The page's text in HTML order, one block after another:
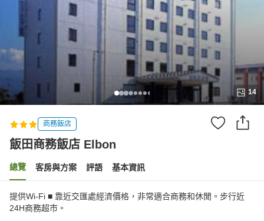
14
商務飯店
飯田商務飯店 Elbon
總覽 客房與方案 評語 基本資訊
提供Wi-Fi ■ 靠近交匯處經濟價格，非常適合商務和休閒。步行近
24H商務超市。